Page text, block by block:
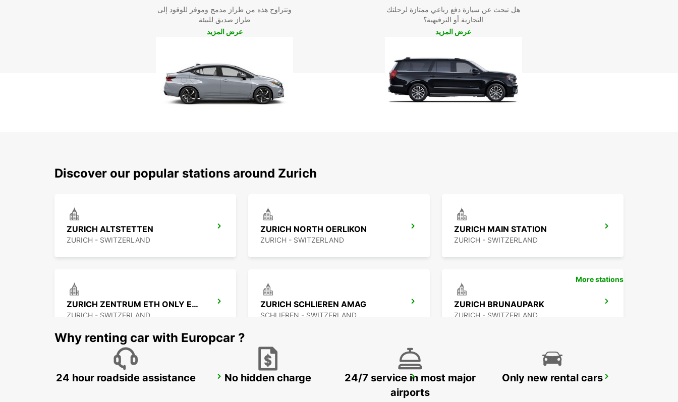
وتتراوح هذه من طراز مدمج وموفر للوقود إلى
طراز صديق للبيئة
عرض المزيد
هل تبحث عن سيارة دفع رباعي ممتازة لرحلتك
التجارية أو الترفيهية؟
عرض المزيد
Discover our popular stations around Zurich
ZURICH ALTSTETTEN
ZURICH - SWITZERLAND
ZURICH NORTH OERLIKON
ZURICH - SWITZERLAND
ZURICH MAIN STATION
ZURICH - SWITZERLAND
ZURICH ZENTRUM ETH ONLY ETH
ZURICH - SWITZERLAND
ZURICH SCHLIEREN AMAG
SCHLIEREN - SWITZERLAND
ZURICH BRUNAUPARK
ZURICH - SWITZERLAND
ZURICH KLOTEN AIRPORT ZURICH SEEFELD DUEBENDORF AMAG
More stations
Why renting car with Europcar ?
24 hour roadside assistance No hidden charge
24/7 service in most major
airports
Only new rental cars